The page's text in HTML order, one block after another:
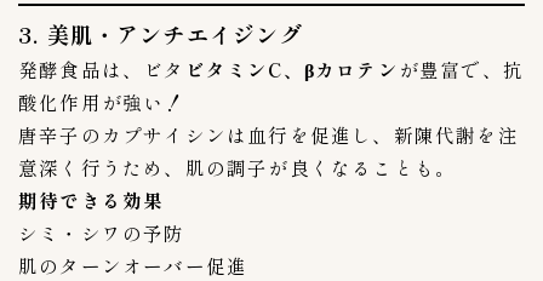
コンビニ 8
デイリーストアー
スーパーキムチ 57
Annyeong mart
Costcoコストコ 2
3. 美肌・アンチエイジング
発酵食品は、ビタ ビタミンC、βカロテン が豊富で、抗
酸化作用が強い！
唐辛子のカプサイシンは血行を促進し、新陳代謝を注
意深く行うため、肌の調子が良くなることも。
期待できる効果
シミ・シワの予防
肌のターンオーバー促進